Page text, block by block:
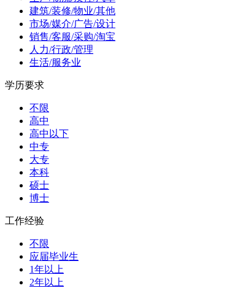
建筑/装修/物业/其他
市场/媒介/广告/设计
销售/客服/采购/淘宝
人力/行政/管理
生活/服务业
学历要求
不限
高中
高中以下
中专
大专
本科
硕士
博士
工作经验
不限
应届毕业生
1年以上
2年以上